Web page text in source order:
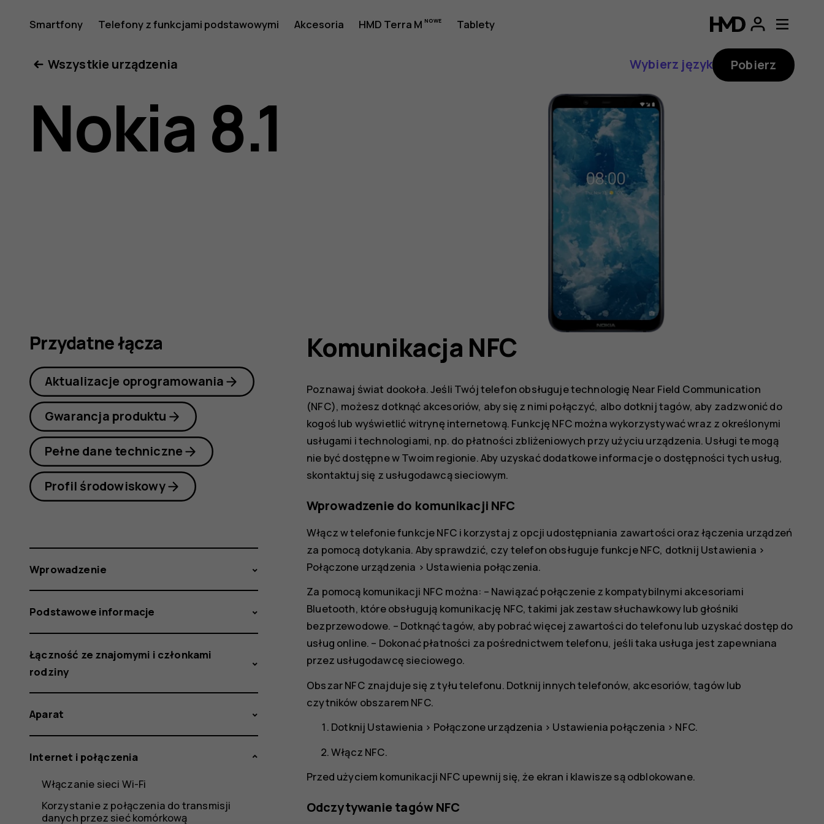
Nokia
8.1
—
Smartfony Telefony z funkcjami podstawowymi Akcesoria HMD Terra M Tablety
Wszystkie urządzenia
Wybierz język Pobierz
Nokia 8.1
Komunikacja NFC
Poznawaj świat dookoła. Jeśli Twój telefon obsługuje technologię Near Field Communication
(NFC), możesz dotknąć akcesoriów, aby się z nimi połączyć, albo dotknij tagów, aby zadzwonić do
kogoś lub wyświetlić witrynę internetową. Funkcję NFC można wykorzystywać wraz z określonymi
usługami i technologiami, np. do płatności zbliżeniowych przy użyciu urządzenia. Usługi te mogą
nie być dostępne w Twoim regionie. Aby uzyskać dodatkowe informacje o dostępności tych usług,
skontaktuj się z usługodawcą sieciowym.
Wprowadzenie do komunikacji NFC
Włącz w telefonie funkcje NFC i korzystaj z opcji udostępniania zawartości oraz łączenia urządzeń
za pomocą dotykania. Aby sprawdzić, czy telefon obsługuje funkcje NFC, dotknij Ustawienia >
Połączone urządzenia > Ustawienia połączenia.
Za pomocą komunikacji NFC można: – Nawiązać połączenie z kompatybilnymi akcesoriami
Bluetooth, które obsługują komunikację NFC, takimi jak zestaw słuchawkowy lub głośniki
bezprzewodowe. – Dotknąć tagów, aby pobrać więcej zawartości do telefonu lub uzyskać dostęp do
usług online. – Dokonać płatności za pośrednictwem telefonu, jeśli taka usługa jest zapewniana
przez usługodawcę sieciowego.
Obszar NFC znajduje się z tyłu telefonu. Dotknij innych telefonów, akcesoriów, tagów lub
czytników obszarem NFC.
Dotknij Ustawienia > Połączone urządzenia > Ustawienia połączenia > NFC.
Włącz NFC.
Przed użyciem komunikacji NFC upewnij się, że ekran i klawisze są odblokowane.
Odczytywanie tagów NFC
Przydatne łącza
Aktualizacje oprogramowania
Gwarancja produktu
Pełne dane techniczne
Profil środowiskowy
Wprowadzenie
Podstawowe informacje
Łączność ze znajomymi i członkami
rodziny
Aparat
Internet i połączenia
Włączanie sieci Wi-Fi
Korzystanie z połączenia do transmisji
danych przez sieć komórkową